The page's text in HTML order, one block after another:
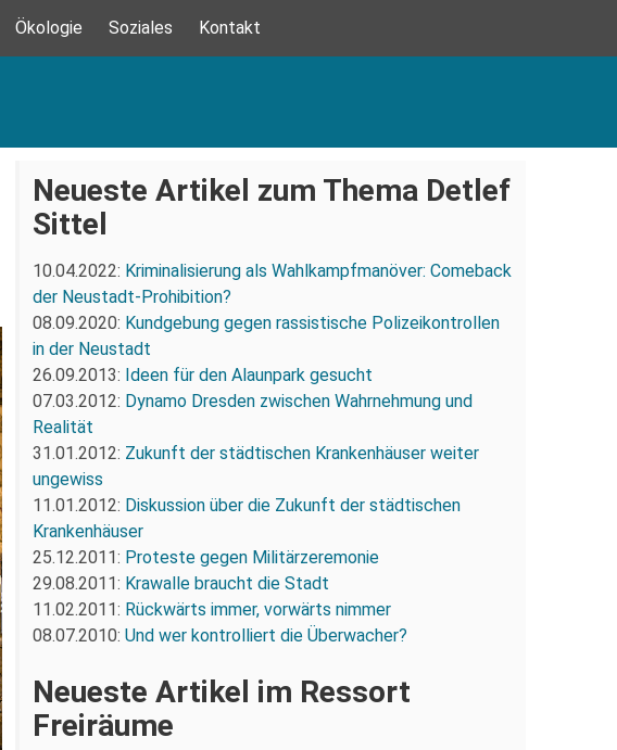
Ökologie Soziales Kontakt
Neueste Artikel zum Thema Detlef
Sittel
10.04.2022: Kriminalisierung als Wahlkampfmanöver: Comeback
der Neustadt-Prohibition?
08.09.2020: Kundgebung gegen rassistische Polizeikontrollen
in der Neustadt
26.09.2013: Ideen für den Alaunpark gesucht
07.03.2012: Dynamo Dresden zwischen Wahrnehmung und
Realität
31.01.2012: Zukunft der städtischen Krankenhäuser weiter
ungewiss
11.01.2012: Diskussion über die Zukunft der städtischen
Krankenhäuser
25.12.2011: Proteste gegen Militärzeremonie
29.08.2011: Krawalle braucht die Stadt
11.02.2011: Rückwärts immer, vorwärts nimmer
08.07.2010: Und wer kontrolliert die Überwacher?
Neueste Artikel im Ressort
Freiräume